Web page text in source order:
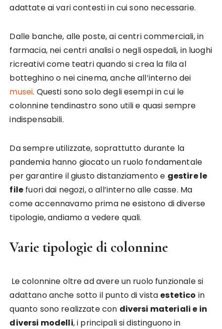
adattate ai vari contesti in cui sono necessarie.
Dalle banche, alle poste, ai centri commerciali, in
farmacia, nei centri analisi o negli ospedali, in luoghi
ricreativi come teatri quando si crea la fila al
botteghino o nei cinema, anche all’interno dei
musei. Questi sono solo degli esempi in cui le
colonnine tendinastro sono utili e quasi sempre
indispensabili.
Da sempre utilizzate, soprattutto durante la
pandemia hanno giocato un ruolo fondamentale
per garantire il giusto distanziamento e gestire le
file fuori dai negozi, o all’interno alle casse. Ma
come accennavamo prima ne esistono di diverse
tipologie, andiamo a vedere quali.
Varie tipologie di colonnine
Le colonnine oltre ad avere un ruolo funzionale si
adattano anche sotto il punto di vista estetico in
quanto sono realizzate con diversi materiali e in
diversi modelli, i principali si distinguono in